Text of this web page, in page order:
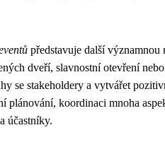
představuje další významnou
dveří, slavnostní otevření
se stakeholdery a vytvářet
plánování, koordinaci mnoha
účastníky.